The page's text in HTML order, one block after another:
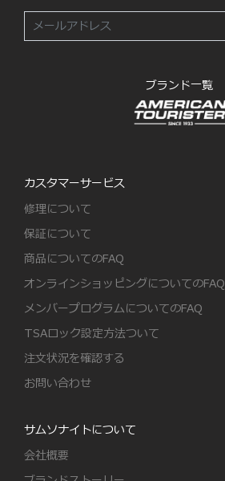
ブランド一覧
カスタマーサービス
修理について
保証について
商品についてのFAQ
オンラインショッピングについてのFAQ
メンバープログラムについてのFAQ
TSAロック設定方法ついて
注文状況を確認する
お問い合わせ
サムソナイトについて
会社概要